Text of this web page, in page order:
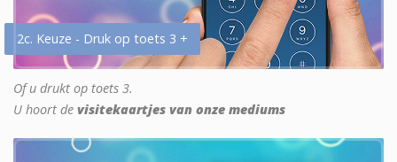
2c. Keuze - Druk op toets 3 +
Of u drukt op toets 3.
U hoort de visitekaartjes van onze mediums